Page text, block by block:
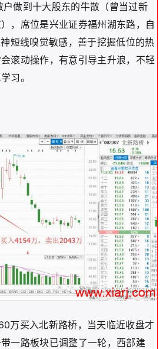
做到十大股东的牛散（曾当过新
，席位是兴业证券福州湖东路，自
短线嗅觉敏感，善于挖掘低位的热
滚动操作，有意引导主升浪，不轻
习。
万买入北新路桥，当天临近收盘才
一路板块已调整了一轮，西部建